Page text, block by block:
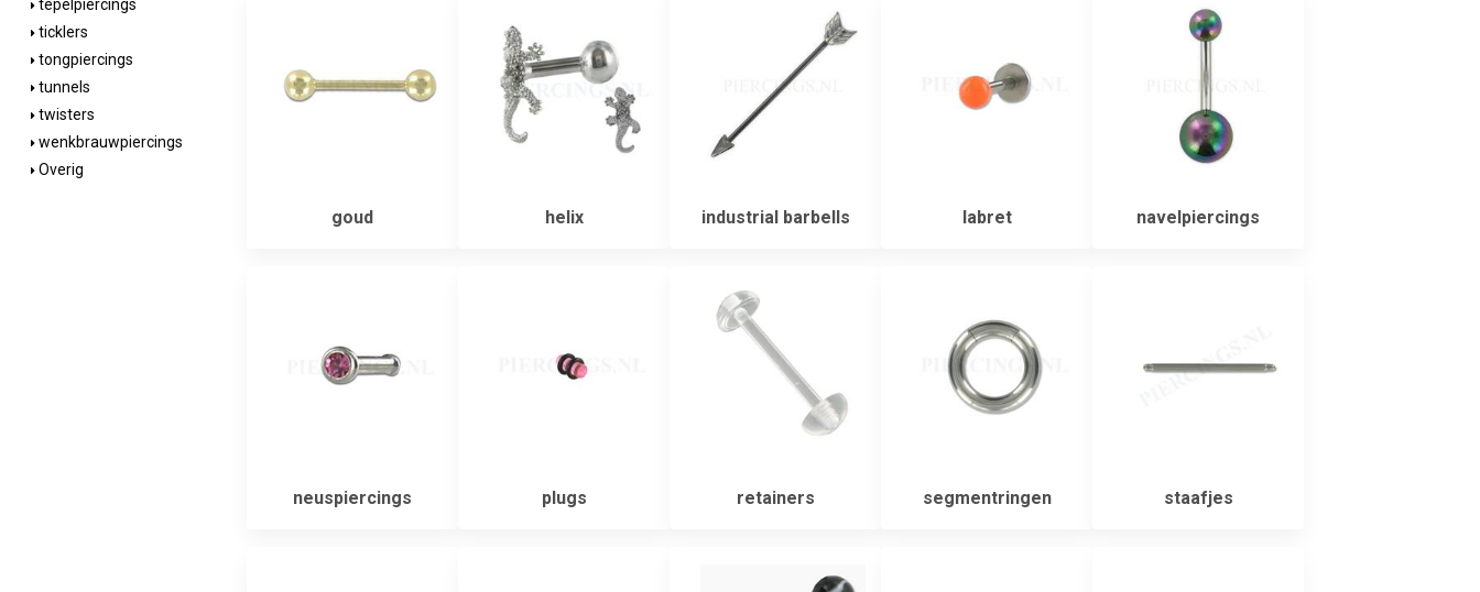
tepelpiercings
ticklers
tongpiercings
tunnels
twisters
wenkbrauwpiercings
Overig
goud helix industrial barbells labret navelpiercings
neuspiercings plugs retainers segmentringen staafjes